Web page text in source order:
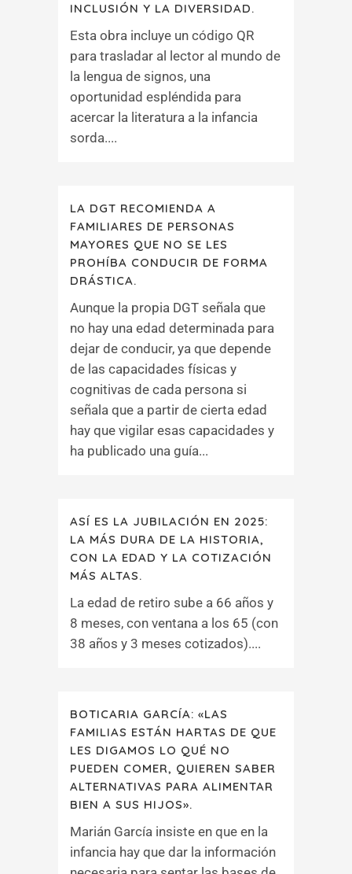
INCLUSIÓN Y LA DIVERSIDAD.
Esta obra incluye un código QR
para trasladar al lector al mundo de
la lengua de signos, una
oportunidad espléndida para
acercar la literatura a la infancia
sorda....
LA DGT RECOMIENDA A
FAMILIARES DE PERSONAS
MAYORES QUE NO SE LES
PROHÍBA CONDUCIR DE FORMA
DRÁSTICA.
Aunque la propia DGT señala que
no hay una edad determinada para
dejar de conducir, ya que depende
de las capacidades físicas y
cognitivas de cada persona si
señala que a partir de cierta edad
hay que vigilar esas capacidades y
ha publicado una guía...
ASÍ ES LA JUBILACIÓN EN 2025:
LA MÁS DURA DE LA HISTORIA,
CON LA EDAD Y LA COTIZACIÓN
MÁS ALTAS.
La edad de retiro sube a 66 años y
8 meses, con ventana a los 65 (con
38 años y 3 meses cotizados)....
BOTICARIA GARCÍA: «LAS
FAMILIAS ESTÁN HARTAS DE QUE
LES DIGAMOS LO QUÉ NO
PUEDEN COMER, QUIEREN SABER
ALTERNATIVAS PARA ALIMENTAR
BIEN A SUS HIJOS».
Marián García insiste en que en la
infancia hay que dar la información